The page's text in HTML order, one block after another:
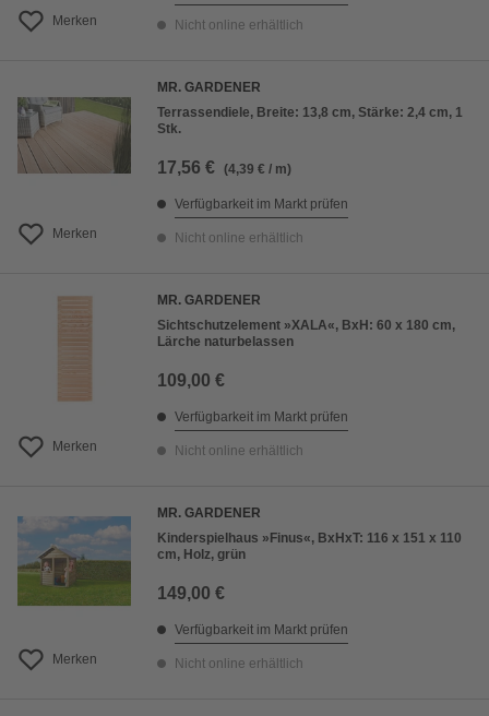
Merken Nicht online erhältlich
Merken
MR. GARDENER
Terrassendiele, Breite: 13,8 cm, Stärke: 2,4 cm, 1
Stk.
17,56 € (4,39 € / m)
Verfügbarkeit im Markt prüfen
Nicht online erhältlich
Merken
MR. GARDENER
Sichtschutzelement »XALA«, BxH: 60 x 180 cm,
Lärche naturbelassen
109,00 €
Verfügbarkeit im Markt prüfen
Nicht online erhältlich
Merken
MR. GARDENER
Kinderspielhaus »Finus«, BxHxT: 116 x 151 x 110
cm, Holz, grün
149,00 €
Verfügbarkeit im Markt prüfen
Nicht online erhältlich